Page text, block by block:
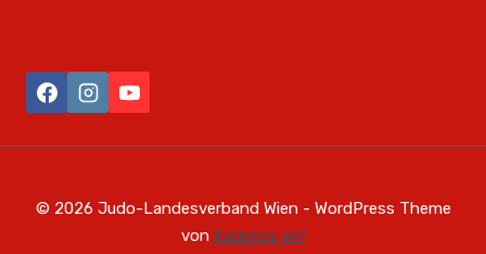
© 2026 Judo-Landesverband Wien - WordPress Theme
von Kadence WP